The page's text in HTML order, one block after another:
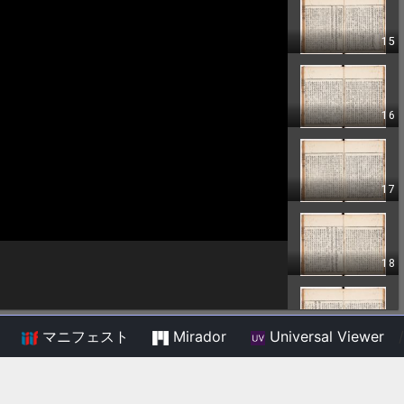
マニフェスト Mirador Universal Viewer